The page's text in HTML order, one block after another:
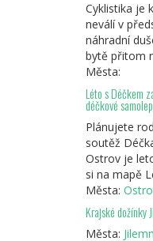
Cyklistika je
neválí v
náhradní
bytě přitom
Města:
Léto s Déčkem
déčkové
Plánujete
soutěž
Ostrov je
si na mapě
Města:
Krajské dožínky
Města: